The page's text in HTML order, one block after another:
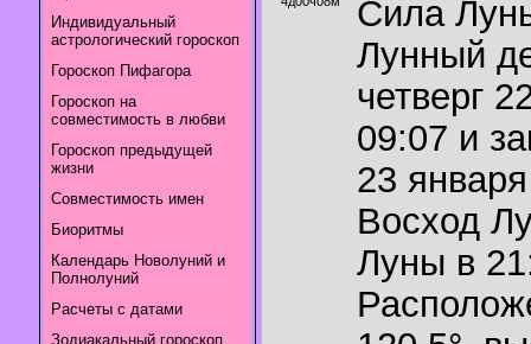
Индивидуальный
астрологический гороскоп
Гороскоп Пифагора
Гороскоп на
совместимость в любви
Гороскоп предыдущей
жизни
Совместимость имен
Биоритмы
Календарь Новолуний и
Полнолуний
Расчеты с датами
Зодиакальный гороскоп
Сила
Лунный
четверг
09:07 и
23
Восход
Луны в